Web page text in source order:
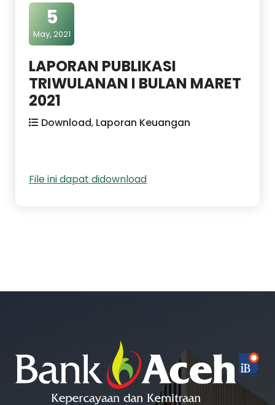
5
May, 2021
LAPORAN PUBLIKASI
TRIWULANAN I BULAN MARET
2021
Download, Laporan Keuangan
File ini dapat didownload